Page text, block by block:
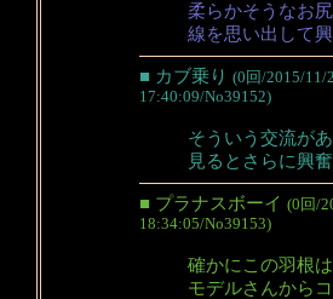
柔らかそうなお
線を思い出して
■ カブ乗り (0回/2015/11/
17:40:09/No39152)
そういう交流が
見るとさらに興
■ プラナスボーイ (0回/
18:34:05/No39153)
確かにこの羽根は
モデルさんから